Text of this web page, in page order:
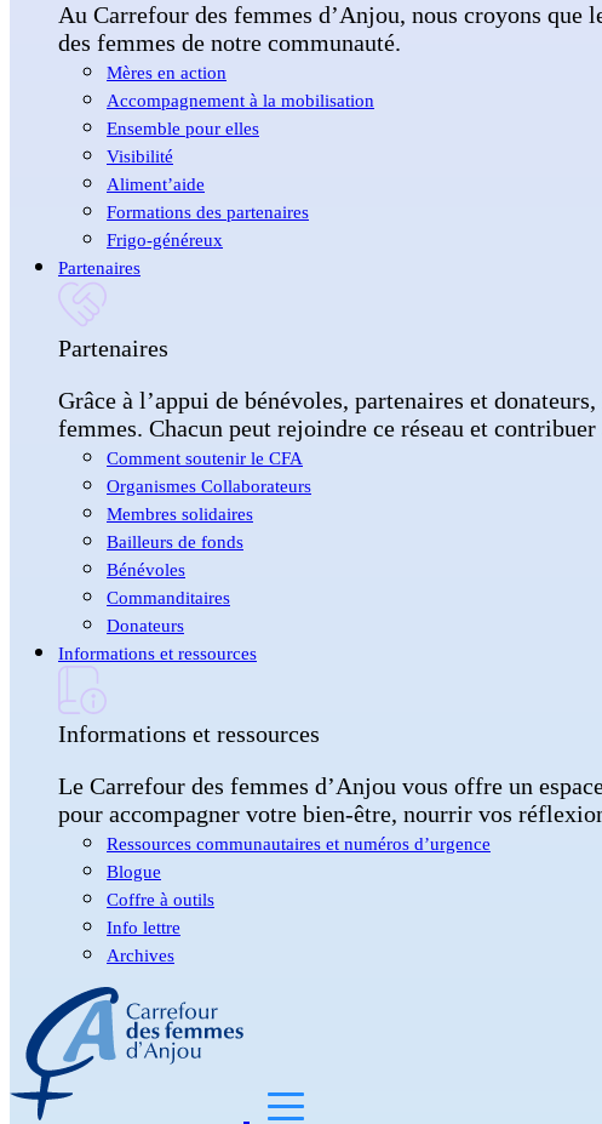
Au Carrefour des femmes d’Anjou, nous croyons que
des femmes de notre communauté.
Mères en action
Accompagnement à la mobilisation
Ensemble pour elles
Visibilité
Aliment’aide
Formations des partenaires
Frigo-généreux
Partenaires
Partenaires
Grâce à l’appui de bénévoles, partenaires et
femmes. Chacun peut rejoindre ce réseau et
Comment soutenir le CFA
Organismes Collaborateurs
Membres solidaires
Bailleurs de fonds
Bénévoles
Commanditaires
Donateurs
Informations et ressources
Informations et ressources
Le Carrefour des femmes d’Anjou vous offre un
pour accompagner votre bien-être, nourrir vos
Ressources communautaires et numéros d’urgence
Blogue
Coffre à outils
Info lettre
Archives